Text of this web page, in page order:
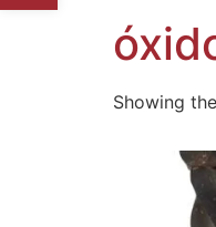
Showing